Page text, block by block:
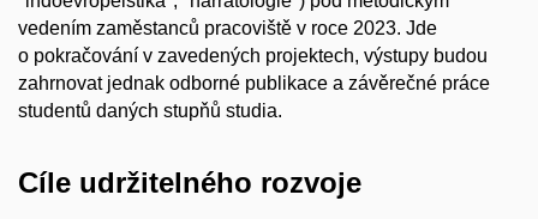
vedením zaměstanců pracoviště v roce 2023. Jde
o pokračování v zavedených projektech, výstupy budou
zahrnovat jednak odborné publikace a závěrečné práce
studentů daných stupňů studia.
Cíle udržitelného rozvoje